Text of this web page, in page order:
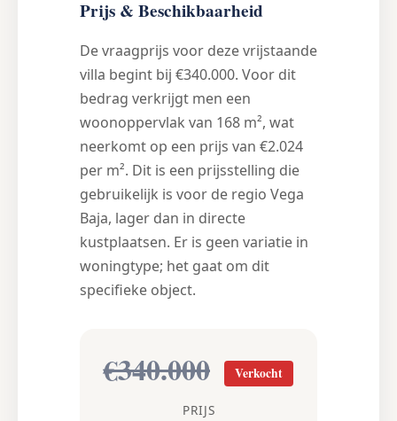
Prijs & Beschikbaarheid
De vraagprijs voor deze vrijstaande
villa begint bij €340.000. Voor dit
bedrag verkrijgt men een
woonoppervlak van 168 m², wat
neerkomt op een prijs van €2.024
per m². Dit is een prijsstelling die
gebruikelijk is voor de regio Vega
Baja, lager dan in directe
kustplaatsen. Er is geen variatie in
woningtype; het gaat om dit
specifieke object.
€340.000 Verkocht
PRIJS